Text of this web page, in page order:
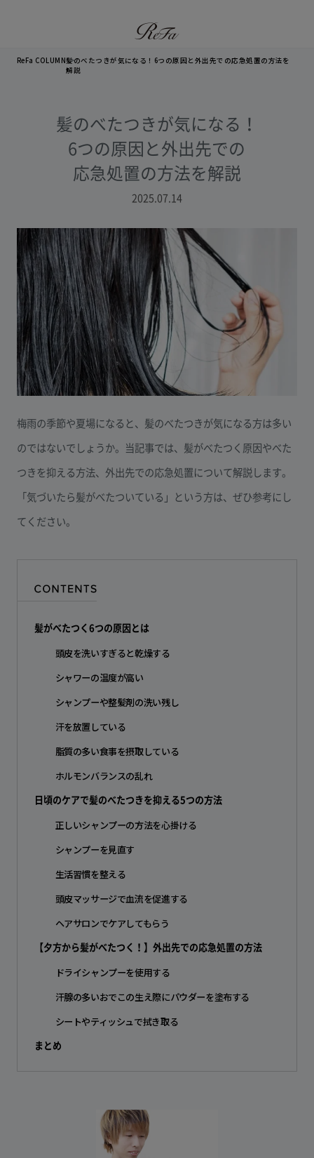
ReFa COLUMN髪のべたつきが気になる！6つの原因と外出先での応急処置の方法を
解説
髪のべたつきが気になる！
6つの原因と外出先での
応急処置の方法を解説
2025.07.14
梅雨の季節や夏場になると、髪のべたつきが気になる方は多い
のではないでしょうか。当記事では、髪がべたつく原因やべた
つきを抑える方法、外出先での応急処置について解説します。
「気づいたら髪がべたついている」という方は、ぜひ参考にし
てください。
髪がべたつく6つの原因とは
頭皮を洗いすぎると乾燥する
シャワーの温度が高い
シャンプーや整髪剤の洗い残し
汗を放置している
脂質の多い食事を摂取している
ホルモンバランスの乱れ
日頃のケアで髪のべたつきを抑える5つの方法
正しいシャンプーの方法を心掛ける
シャンプーを見直す
生活習慣を整える
頭皮マッサージで血流を促進する
ヘアサロンでケアしてもらう
【夕方から髪がべたつく！】外出先での応急処置の方法
ドライシャンプーを使用する
汗腺の多いおでこの生え際にパウダーを塗布する
シートやティッシュで拭き取る
まとめ